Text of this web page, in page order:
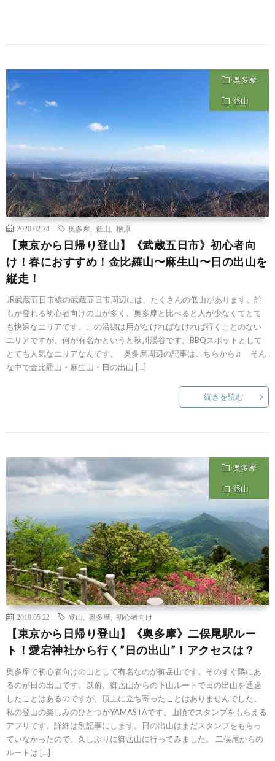
奥多摩
登山
2020.02.24 奥多摩 低山 檜原
【東京から日帰り登山】《武蔵五日市》初心者向
け！春におすすめ！金比羅山〜麻生山〜日の出山を
縦走！
JR武蔵五日市線の武蔵五日市周辺には、たくさんの低山があります。誰
もが登れる初心者向けの山が多く、奥多摩と比べると人が少なくてとて
も快適なエリアです。この沿線は用がなければなければ行くことのない
エリアですが、何が有名かというと秋川渓谷です。BBQスポットとして
とても人気なエリアなんです。 奥多摩周辺の記事はこちらから♫ そん
な中で金比羅山・麻生山・日の出山 […]
続きを読む
奥多摩
登山
2019.05.22 登山 奥多摩 初心者向け
【東京から日帰り登山】《奥多摩》二俣尾駅ルー
ト！愛宕神社から行く”日の出山”！アクセスは？
奥多摩で初心者向けの山として有名なのが御岳山です。そのすぐ隣にあ
るのが日の出山です。以前、御岳山からの下山ルートで日の出山を通過
したことはあるのですが、頂上に立ち寄ったことはありませんでした。
私の登山の楽しみのひとつがYAMASTAです。山頂でスタンプをもらえる
アプリです。詳細は別記事にします。日の出山はまだスタンプをもらっ
ていなかったので、久しぶりに御岳山に行ってみました。 二俣尾からの
ルートは […]